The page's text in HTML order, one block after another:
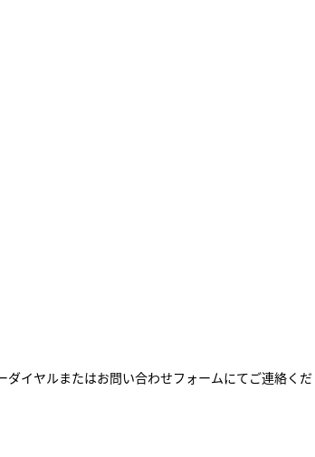
イヤルまたはお問い合わせフォームにてご連絡くだ